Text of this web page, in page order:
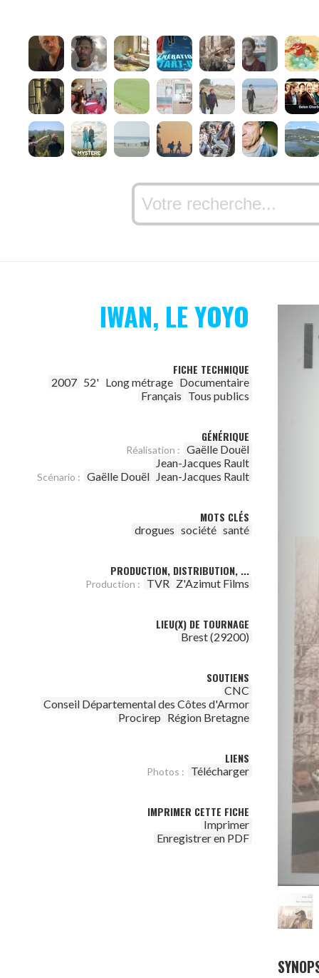
IWAN, LE YOYO
FICHE TECHNIQUE
2007 52' Long métrage Documentaire
Français Tous publics
GÉNÉRIQUE
Réalisation : Gaëlle Douël
Jean-Jacques Rault
Scénario : Gaëlle Douël Jean-Jacques Rault
MOTS CLÉS
drogues société santé
PRODUCTION, DISTRIBUTION, ...
Production : TVR Z'Azimut Films
LIEU(X) DE TOURNAGE
Brest (29200)
SOUTIENS
CNC
Conseil Départemental des Côtes d'Armor
Procirep Région Bretagne
LIENS
Photos : Télécharger
IMPRIMER CETTE FICHE
Imprimer
Enregistrer en PDF